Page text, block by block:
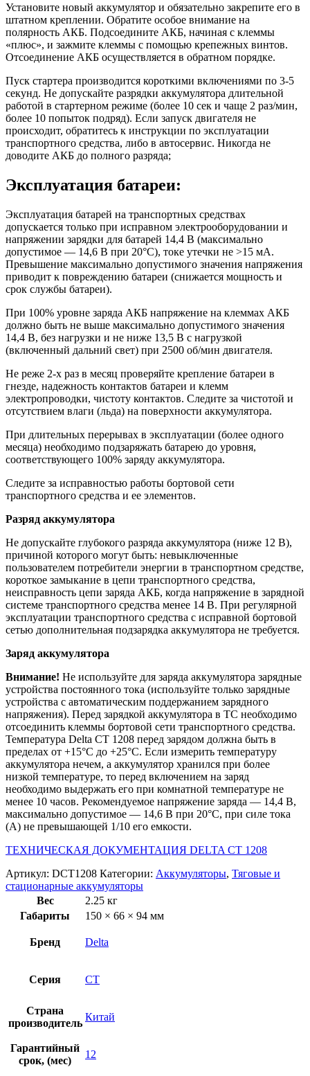
Установите новый аккумулятор и обязательно закрепите его в
штатном креплении. Обратите особое внимание на
полярность АКБ. Подсоедините АКБ, начиная с клеммы
«плюс», и зажмите клеммы с помощью крепежных винтов.
Отсоединение АКБ осуществляется в обратном порядке.
Пуск стартера производится короткими включениями по 3-5
секунд. Не допускайте разрядки аккумулятора длительной
работой в стартерном режиме (более 10 сек и чаще 2 раз/мин,
более 10 попыток подряд). Если запуск двигателя не
происходит, обратитесь к инструкции по эксплуатации
транспортного средства, либо в автосервис. Никогда не
доводите АКБ до полного разряда;
Эксплуатация батареи:
Эксплуатация батарей на транспортных средствах
допускается только при исправном электрооборудовании и
напряжении зарядки для батарей 14,4 В (максимально
допустимое — 14,6 В при 20°С), токе утечки не >15 мА.
Превышение максимально допустимого значения напряжения
приводит к повреждению батареи (снижается мощность и
срок службы батареи).
При 100% уровне заряда АКБ напряжение на клеммах АКБ
должно быть не выше максимально допустимого значения
14,4 В, без нагрузки и не ниже 13,5 В с нагрузкой
(включенный дальний свет) при 2500 об/мин двигателя.
Не реже 2-х раз в месяц проверяйте крепление батареи в
гнезде, надежность контактов батареи и клемм
электропроводки, чистоту контактов. Следите за чистотой и
отсутствием влаги (льда) на поверхности аккумулятора.
При длительных перерывах в эксплуатации (более одного
месяца) необходимо подзаряжать батарею до уровня,
соответствующего 100% заряду аккумулятора.
Следите за исправностью работы бортовой сети
транспортного средства и ее элементов.
Разряд аккумулятора
Не допускайте глубокого разряда аккумулятора (ниже 12 В),
причиной которого могут быть: невыключенные
пользователем потребители энергии в транспортном средстве,
короткое замыкание в цепи транспортного средства,
неисправность цепи заряда АКБ, когда напряжение в зарядной
системе транспортного средства менее 14 В. При регулярной
эксплуатации транспортного средства с исправной бортовой
сетью дополнительная подзарядка аккумулятора не требуется.
Заряд аккумулятора
Внимание! Не используйте для заряда аккумулятора зарядные
устройства постоянного тока (используйте только зарядные
устройства с автоматическим поддержанием зарядного
напряжения). Перед зарядкой аккумулятора в ТС необходимо
отсоединить клеммы бортовой сети транспортного средства.
Температура Delta CT 1208 перед зарядом должна быть в
пределах от +15°С до +25°С. Если измерить температуру
аккумулятора нечем, а аккумулятор хранился при более
низкой температуре, то перед включением на заряд
необходимо выдержать его при комнатной температуре не
менее 10 часов. Рекомендуемое напряжение заряда — 14,4 В,
максимально допустимое — 14,6 В при 20°С, при силе тока
(А) не превышающей 1/10 его емкости.
ТЕХНИЧЕСКАЯ ДОКУМЕНТАЦИЯ DELTA CT 1208
Артикул: DCT1208 Категории: Аккумуляторы, Тяговые и
стационарные аккумуляторы
Вес
2.25 кг
Габариты
150 × 66 × 94 мм
Бренд Delta
Серия CT
Страна
производитель
Китай
Гарантийный
срок, (мес)
12